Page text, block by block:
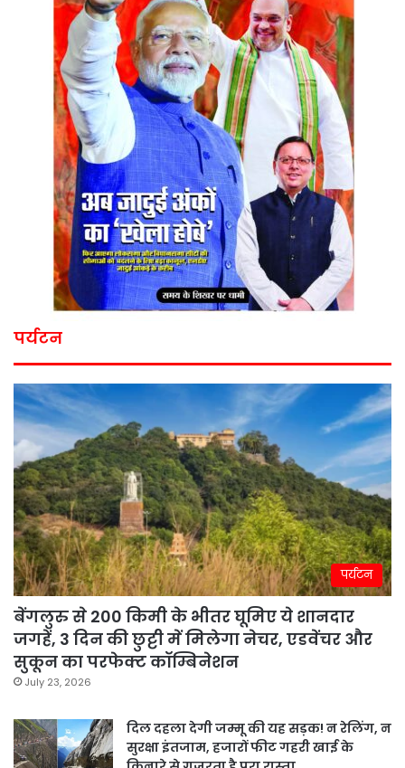
पर्यटन
पर्यटन
बेंगलुरु से 200 किमी के भीतर घूमिए ये शानदार
जगहें, 3 दिन की छुट्टी में मिलेगा नेचर, एडवेंचर और
सुकून का परफेक्ट कॉम्बिनेशन
July 23, 2026
दिल दहला देगी जम्मू की यह सड़क! न रेलिंग, न
सुरक्षा इंतजाम, हजारों फीट गहरी खाई के